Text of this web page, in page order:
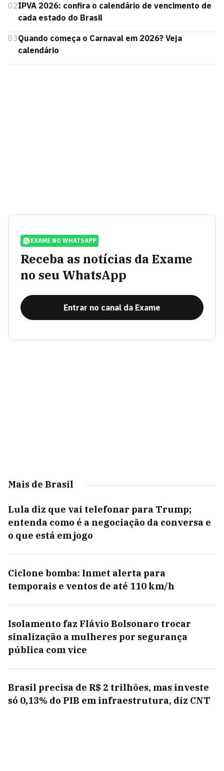
02IPVA 2026: confira o calendário de vencimento de
cada estado do Brasil
03Quando começa o Carnaval em 2026? Veja
calendário
EXAME NO WHATSAPP
Receba as notícias da Exame
no seu WhatsApp
Entrar no canal da Exame
Mais de Brasil
Lula diz que vai telefonar para Trump;
entenda como é a negociação da conversa e
o que está em jogo
Ciclone bomba: Inmet alerta para
temporais e ventos de até 110 km/h
Isolamento faz Flávio Bolsonaro trocar
sinalização a mulheres por segurança
pública com vice
Brasil precisa de R$ 2 trilhões, mas investe
só 0,13% do PIB em infraestrutura, diz CNT